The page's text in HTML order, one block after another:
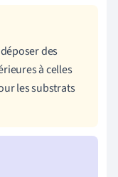
des
à celles
les substrats